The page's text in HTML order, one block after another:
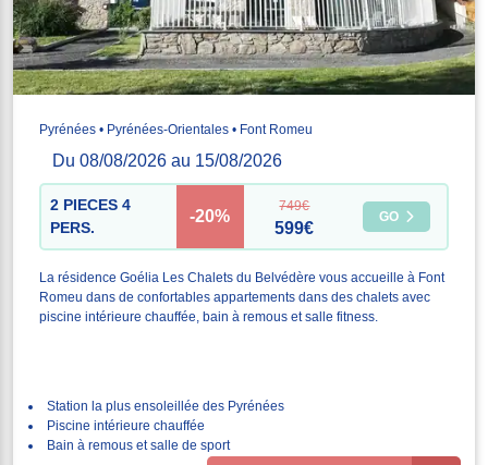
Pyrénées • Pyrénées-Orientales • Font Romeu
Du 08/08/2026 au 15/08/2026
2 PIECES 4
PERS.
-20%
749€
599€
GO
La résidence Goélia Les Chalets du Belvédère vous accueille à Font
Romeu dans de confortables appartements dans des chalets avec
piscine intérieure chauffée, bain à remous et salle fitness.
Station la plus ensoleillée des Pyrénées
Piscine intérieure chauffée
Bain à remous et salle de sport